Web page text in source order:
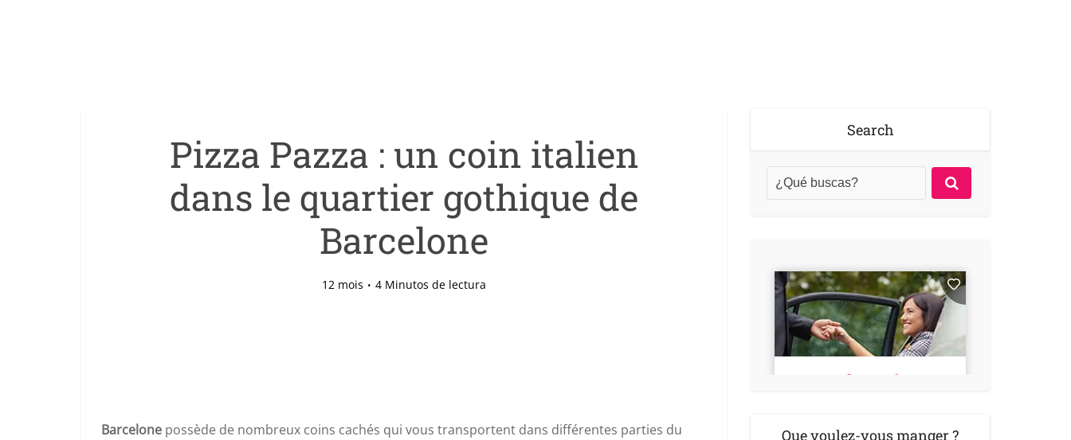
Pizza Pazza : un coin italien
dans le quartier gothique de
Barcelone
12 mois 4 Minutos de lectura
Barcelone possède de nombreux coins cachés qui vous transportent dans différentes parties du
Search
Que voulez-vous manger ?